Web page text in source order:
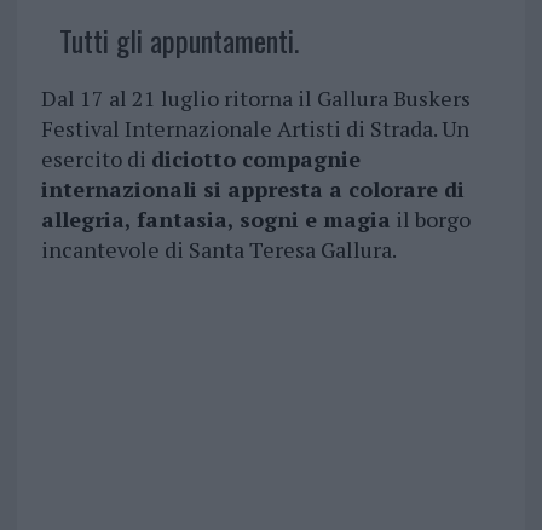
Tutti gli appuntamenti.
Dal 17 al 21 luglio ritorna il Gallura Buskers
Festival Internazionale Artisti di Strada. Un
esercito di diciotto compagnie
internazionali si appresta a colorare di
allegria, fantasia, sogni e magia il borgo
incantevole di Santa Teresa Gallura.